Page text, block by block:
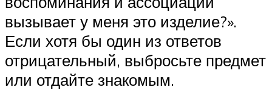
вызывает у меня это изделие?».
Если хотя бы один из ответов
отрицательный, выбросьте предмет
или отдайте знакомым.